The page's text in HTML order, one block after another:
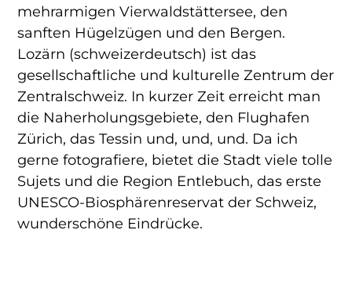
mehrarmigen Vierwaldstättersee, den
sanften Hügelzügen und den Bergen.
Lozärn (schweizerdeutsch) ist das
gesellschaftliche und kulturelle Zentrum der
Zentralschweiz. In kurzer Zeit erreicht man
die Naherholungsgebiete, den Flughafen
Zürich, das Tessin und, und, und. Da ich
gerne fotografiere, bietet die Stadt viele tolle
Sujets und die Region Entlebuch, das erste
UNESCO-Biosphärenreservat der Schweiz,
wunderschöne Eindrücke.